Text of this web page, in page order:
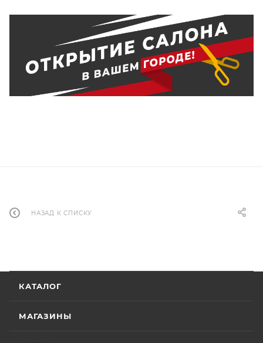
НАЗАД К СПИСКУ
КАТАЛОГ
МАГАЗИНЫ